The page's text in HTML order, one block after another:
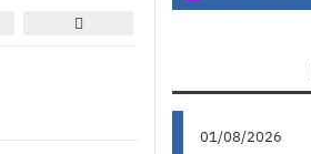
01/08/2026